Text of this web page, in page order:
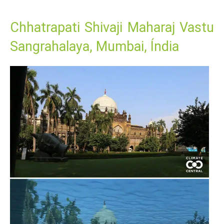
Chhatrapati Shivaji Maharaj Vastu
Sangrahalaya, Mumbai, Índia